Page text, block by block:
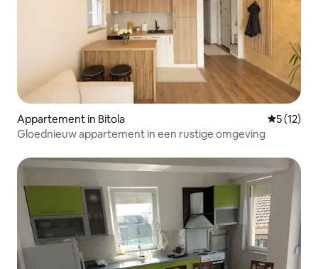
Appartement in Bitola
5 (12)
Gloednieuw appartement in een rustige omgeving